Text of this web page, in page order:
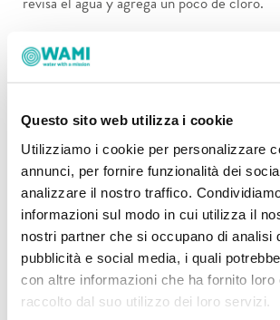
Questo sito web utilizza i cookie
Utilizziamo i cookie per personalizzare
annunci, per fornire funzionalità dei
analizzare il nostro traffico.
informazioni sul modo in cui utilizza il
nostri partner che si occupano di analisi
pubblicità e social media, i quali
con altre informazioni che ha fornito loro
raccolto dal suo utilizzo dei loro servizi.
Siguiente
Compartir este artículo
Artículos Recientes
Sequía en Italia: entrevista a la ingeniera Sara